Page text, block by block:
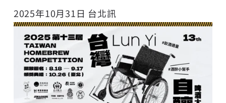
2025年10月31日 台北訊